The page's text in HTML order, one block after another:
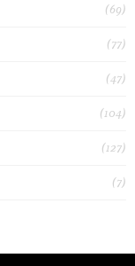
(69)
(77)
(47)
(104)
(127)
(7)